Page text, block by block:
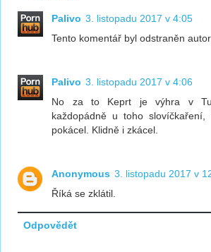
Palivo 3. listopadu 2017 v 4:05
Tento komentář byl odstraněn
Palivo 3. listopadu 2017 v 4:06
No za to Keprt je výhra v
každopádně u toho
pokácel. Klidně i zkácel.
Anonymous 3. listopadu 2017 v
Říká se zklátil.
Odpovědět